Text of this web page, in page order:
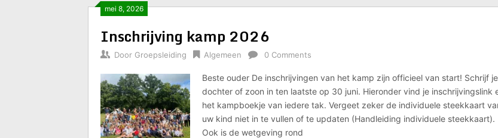
mei 8, 2026
Inschrijving kamp 2026
Door Groepsleiding Algemeen 0 Comments
Beste ouder De inschrijvingen van het kamp zijn officieel van start! Schrijf je
dochter of zoon in ten laatste op 30 juni. Hieronder vind je inschrijvingslink
het kampboekje van iedere tak. Vergeet zeker de individuele steekkaart
uw kind niet in te vullen of te updaten (Handleiding individuele steekkaart).
Ook is de wetgeving rond